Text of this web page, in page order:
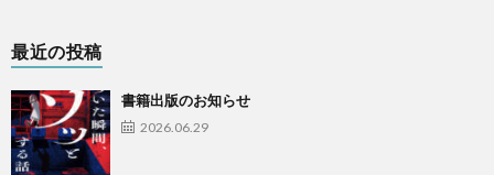
最近の投稿
書籍出版のお知らせ
2026.06.29